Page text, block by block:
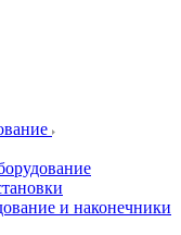
и наконечники